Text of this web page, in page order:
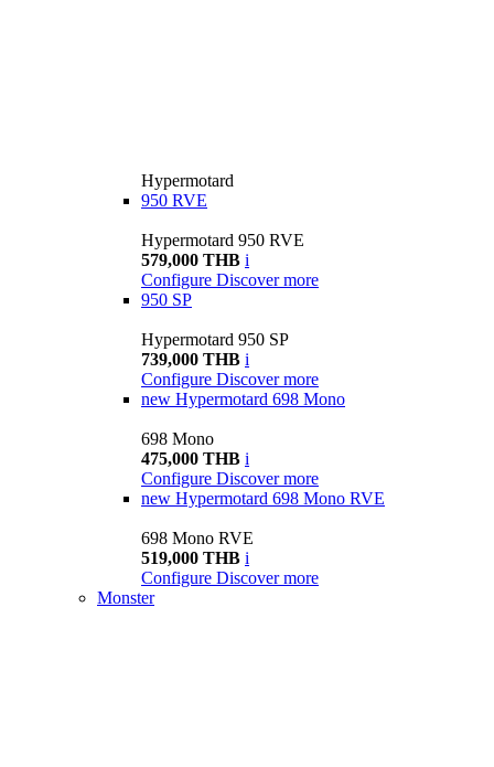
Hypermotard
950 RVE
Hypermotard 950 RVE
579,000 THB i
Configure Discover more
950 SP
Hypermotard 950 SP
739,000 THB i
Configure Discover more
new Hypermotard 698 Mono
698 Mono
475,000 THB i
Configure Discover more
new Hypermotard 698 Mono RVE
698 Mono RVE
519,000 THB i
Configure Discover more
Monster